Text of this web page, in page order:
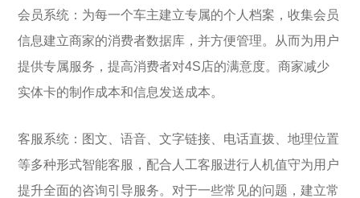
会员系统：为每一个车主建立专属的个人档案，收集会员
信息建立商家的消费者数据库，并方便管理。从而为用户
提供专属服务，提高消费者对4S店的满意度。商家减少
实体卡的制作成本和信息发送成本。
客服系统：图文、语音、文字链接、电话直拨、地理位置
等多种形式智能客服，配合人工客服进行人机值守为用户
提升全面的咨询引导服务。对于一些常见的问题，建立常